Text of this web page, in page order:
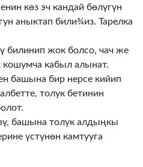
көз эч кандай бөлүгүн
аныктап били¾из. Тарелка
билинип жок болсо, чач же
кошумча кабыл алынат.
башына бир нерсе кийип
толук бетинин
башына толук алдыңкы
үстүнөн камтууга